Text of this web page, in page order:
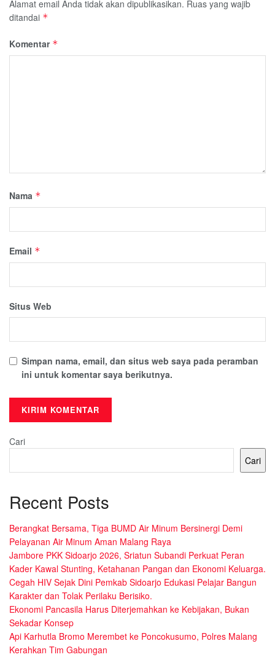
Alamat email Anda tidak akan dipublikasikan. Ruas yang wajib
ditandai *
Komentar *
Nama *
Email *
Situs Web
Simpan nama, email, dan situs web saya pada peramban
ini untuk komentar saya berikutnya.
Cari
Cari
Recent Posts
Berangkat Bersama, Tiga BUMD Air Minum Bersinergi Demi
Pelayanan Air Minum Aman Malang Raya
Jambore PKK Sidoarjo 2026, Sriatun Subandi Perkuat Peran
Kader Kawal Stunting, Ketahanan Pangan dan Ekonomi Keluarga.
Cegah HIV Sejak Dini Pemkab Sidoarjo Edukasi Pelajar Bangun
Karakter dan Tolak Perilaku Berisiko.
Ekonomi Pancasila Harus Diterjemahkan ke Kebijakan, Bukan
Sekadar Konsep
Api Karhutla Bromo Merembet ke Poncokusumo, Polres Malang
Kerahkan Tim Gabungan